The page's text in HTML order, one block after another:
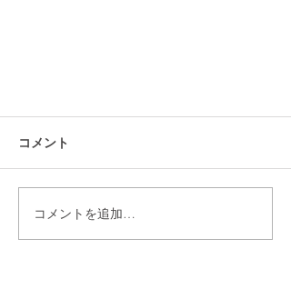
コメント
コメントを追加…